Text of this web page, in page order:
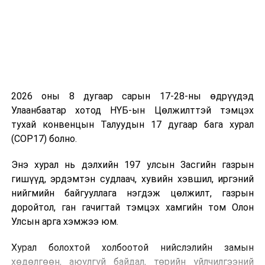
ДАРААХ МЭДЭЭ
Хүчилтөрөгчийн үйлдвэр ашиглалтад орно
ӨМНӨХ МЭДЭЭ
Ерөнхий сайд Л.Оюун-Эрдэнэ ОХУ-ын Элчин сайд
2026 оны 8 дугаар сарын 17-28-ны өдрүүдэд
Улаанбаатар хотод НҮБ-ын Цөлжилттэй тэмцэх
тухай конвенцын Талуудын 17 дугаар бага хурал
(COP17) болно.
Энэ хурал нь дэлхийн 197 улсын Засгийн газрын
гишүүд, эрдэмтэн судлаач, хувийн хэвшил, иргэний
нийгмийн байгууллага нэгдэж цөлжилт, газрын
доройтол, ган гачигтай тэмцэх хамгийн том Олон
Улсын арга хэмжээ юм.
Хурал болохтой холбоотой нийслэлийн замын
хөдөлгөөн, аюулгүй байдал, төрийн үйлчилгээний